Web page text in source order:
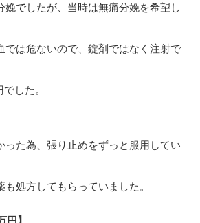
娩でしたが、当時は無痛分娩を希望し
では危ないので、錠剤ではなく注射で
した。
った為、張り止めをずっと服用してい
処方してもらっていました。